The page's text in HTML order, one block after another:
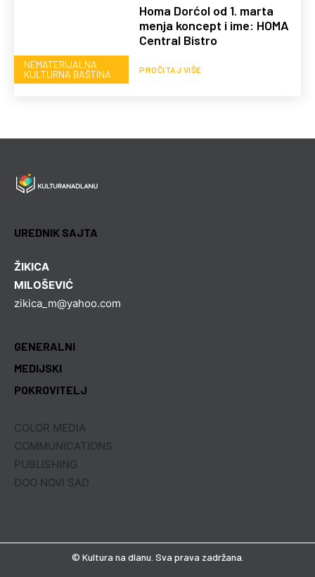
NEMATERIJALNA
KULTURNA BAŠTINA
Homa Dorćol od 1. marta
menja koncept i ime: HOMA
Central Bistro
PROČITAJ VIŠE
UREDNIK SAJTA
ŽIKICA
MILOŠEVIĆ
zikica_m@yahoo.com
GENERALNI
MEDIJSKI
POKROVITELJ
COLOR MEDIA
COMMUNICATIONS
PUBLISHING
DOO NOVI SAD
© Kultura na dlanu. Sva prava zadržana.